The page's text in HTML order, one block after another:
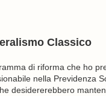
Classico
di riforma che ho
nella Previdenza
desidererebbero